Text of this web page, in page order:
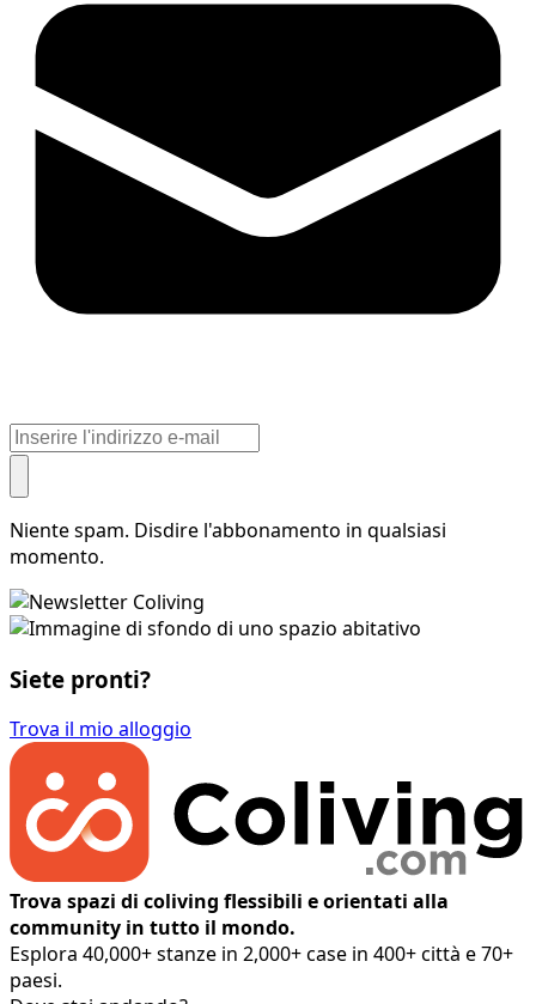
Niente spam. Disdire l'abbonamento in qualsiasi
momento.
Siete pronti?
Trova il mio alloggio
Trova spazi di coliving flessibili e orientati alla
community in tutto il mondo.
Esplora 40,000+ stanze in 2,000+ case in 400+ città e 70+
paesi.